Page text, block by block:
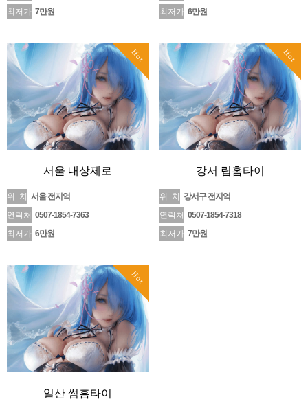
최저가 7만원
최저가 6만원
Hot
서울 내상제로
위 치
서울 전지역
연락처 0507-1854-7363
최저가 6만원
Hot
강서 립홈타이
위 치
강서구 전지역
연락처 0507-1854-7318
최저가 7만원
Hot
일산 썸홈타이